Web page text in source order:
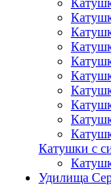
Катушки с
Удилища